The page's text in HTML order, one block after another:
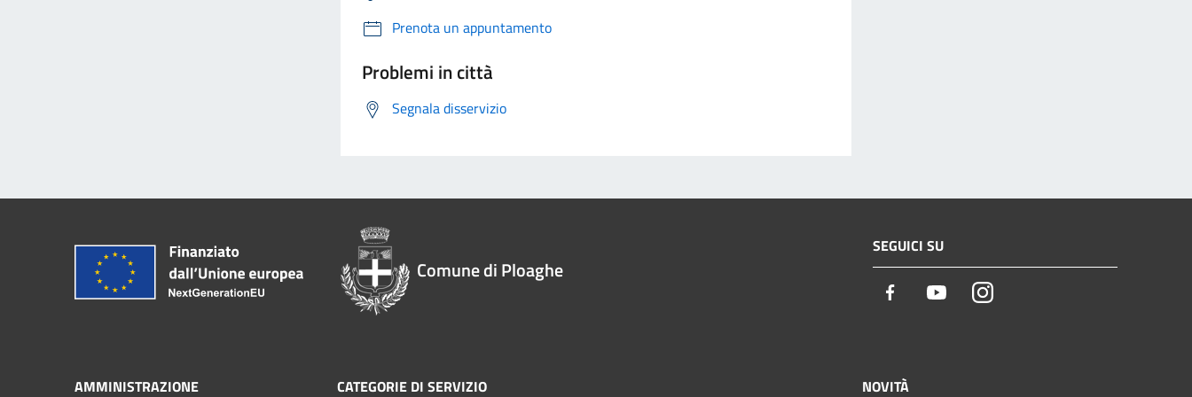
Prenota un appuntamento
Problemi in città
Segnala disservizio
Comune di Ploaghe
SEGUICI SU
Facebook YoutubeInstagram
AMMINISTRAZIONE CATEGORIE DI SERVIZIO NOVITÀ